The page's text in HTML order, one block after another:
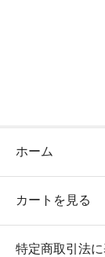
ホーム
カートを見る
特定商取引法